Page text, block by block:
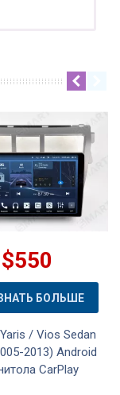
$550
БОЛЬШЕ
/ Vios Sedan
2013) Android
CarPlay